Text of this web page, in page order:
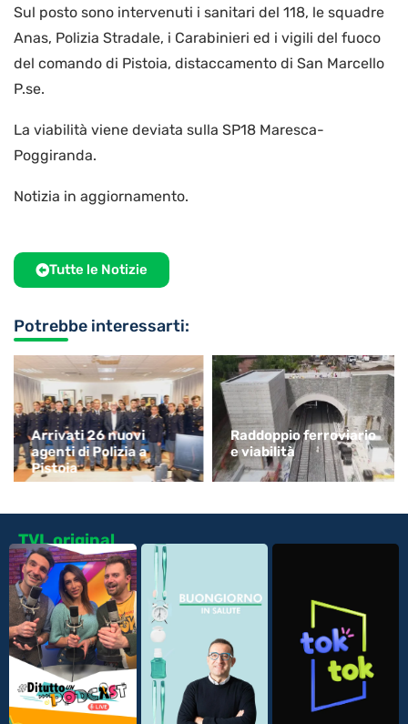
Sul posto sono intervenuti i sanitari del 118, le squadre
Anas, Polizia Stradale, i Carabinieri ed i vigili del fuoco
del comando di Pistoia, distaccamento di San Marcello
P.se.
La viabilità viene deviata sulla SP18 Maresca-
Poggiranda.
Notizia in aggiornamento.
Tutte le Notizie
Potrebbe interessarti:
Arrivati 26 nuovi
agenti di Polizia a
Pistoia
Raddoppio ferroviario
e viabilità
TVL original